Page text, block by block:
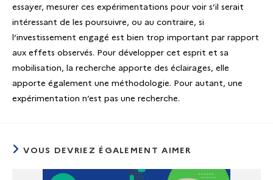
essayer, mesurer ces expérimentations pour voir s’il serait
intéressant de les poursuivre, ou au contraire, si
l’investissement engagé est bien trop important par rapport
aux effets observés. Pour développer cet esprit et sa
mobilisation, la recherche apporte des éclairages, elle
apporte également une méthodologie. Pour autant, une
expérimentation n’est pas une recherche.
VOUS DEVRIEZ ÉGALEMENT AIMER